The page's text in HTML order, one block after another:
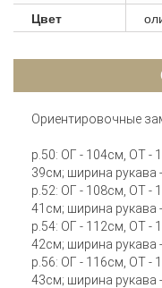
Цвет
Ориентировочные
р.50: ОГ - 104см, ОТ -
39см; ширина рукава
р.52: ОГ - 108см, ОТ -
41см; ширина рукава
р.54: ОГ - 112см, ОТ -
42см; ширина рукава
р.56: ОГ - 116см, ОТ -
43см; ширина рукава